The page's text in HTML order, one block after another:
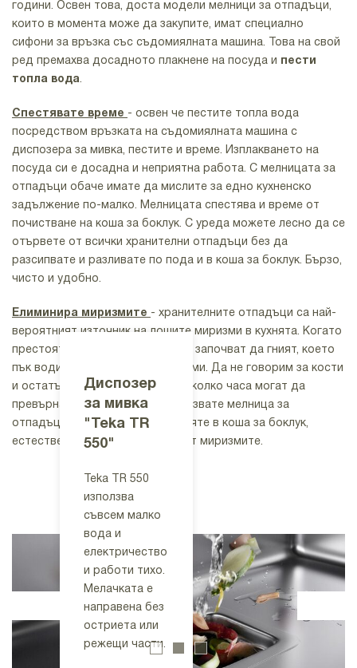
години. Освен това, доста модели мелници за отпадъци,
които в момента може да закупите, имат специално
сифони за връзка със съдомиялната машина. Това на свой
ред премахва досадното плакнене на посуда и
пести
топла вода.
Спестявате време - освен че пестите топла вода
посредством връзката на съдомиялната машина с
диспозера за мивка, пестите и време. Изплакването на
посуда си е досадна и неприятна работа. С мелницата за
отпадъци обаче имате да мислите за едно кухненско
задължение по-малко. Мелницата спестява и време от
почистване на коша за боклук. С уреда можете лесно да се
отървете от всички хранителни отпадъци без да
разсипвате и разливате по пода и в коша за боклук. Бързо,
чисто и удобно.
Елиминира миризмите - хранителните отпадъци са най-
вероятният източник на лошите миризми в кухнята. Когато
престоят дори ден в кофата, те започват да гният, което
пък води до неприятните миризми. Да не говорим за кости
и остатъци от риба, които за няколко часа могат да
превърнат кухнята в ад! Ако ползвате мелница за
отпадъци вместо да ги изхвърляте в коша за боклук,
естествено, ще се отървете и от миризмите.
Диспозер
за мивка
"Teka TR
550"
Teka TR 550
използва
съвсем малко
вода и
електричество
и работи тихо.
Мелачката е
направена без
остриета или
режещи части.
Диспозер
за мивка
Teka TR 750
има увеличен
обем на
- и отново се
характеризира
с тих режим на
работа.
Мелницата е
оборудвана с
включен в
комплекта
дистанционен
пневматичен
Диспозер
за мивка
Cgenion
Страхотен
всяка кухня,
диспозерът на
безжичен
превключвател
който прави
работата с
още по-лесна.
Мелницата се
справя лесно с
всякакъв вид
боклук,
благодарение
на
технологията
за
седемстепенн